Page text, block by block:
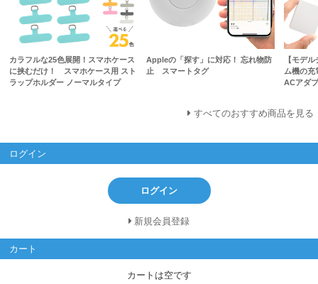
カラフルな25色展開！スマホケース
に挟むだけ！ スマホケース用 スト
ラップホルダー ノーマルタイプ
Appleの「探す」に対応！ 忘れ物防
止 スマートタグ
【モデ
ム機の
ACアダ
すべてのおすすめ商品を見る
ログイン
ログイン
新規会員登録
カート
カートは空です